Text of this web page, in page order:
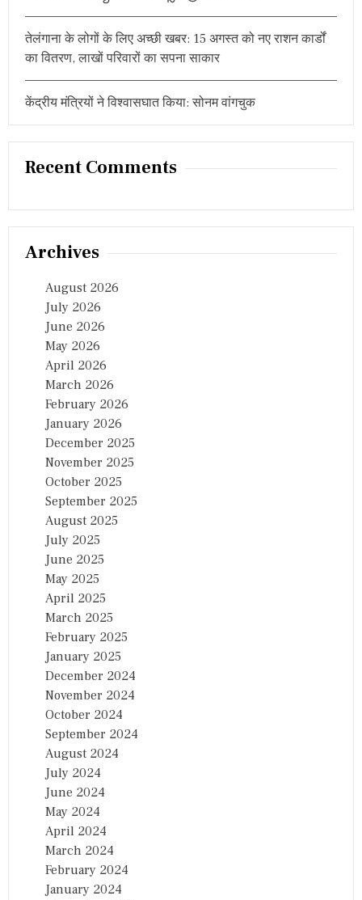
हैं
इ
प
तेलंगाना के लोगों के लिए अच्छी खबर: 15 अगस्त को नए राशन कार्डों
का वितरण, लाखों परिवारों का सपना साकार
केंद्रीय मंत्रियों ने विश्वासघात किया: सोनम वांगचुक
Recent Comments
Archives
August 2026
July 2026
June 2026
May 2026
April 2026
March 2026
February 2026
January 2026
December 2025
November 2025
October 2025
September 2025
August 2025
July 2025
June 2025
May 2025
April 2025
March 2025
February 2025
January 2025
December 2024
November 2024
October 2024
September 2024
August 2024
July 2024
June 2024
May 2024
April 2024
March 2024
February 2024
January 2024